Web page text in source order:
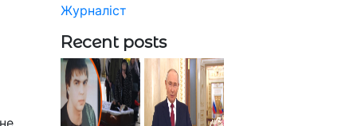
Журналіст
Recent posts